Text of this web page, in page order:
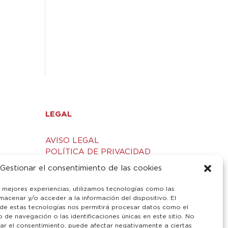
Gestionar el consentimiento de las cookies
experiencias, utilizamos tecnologías como las
y/o acceder a la información del dispositivo. El
estas tecnologías nos permitirá procesar datos como el
de navegación o las identificaciones únicas en este sitio. No
el consentimiento, puede afectar negativamente a ciertas
LEGAL
AVISO LEGAL
POLÍTICA DE PRIVACIDAD